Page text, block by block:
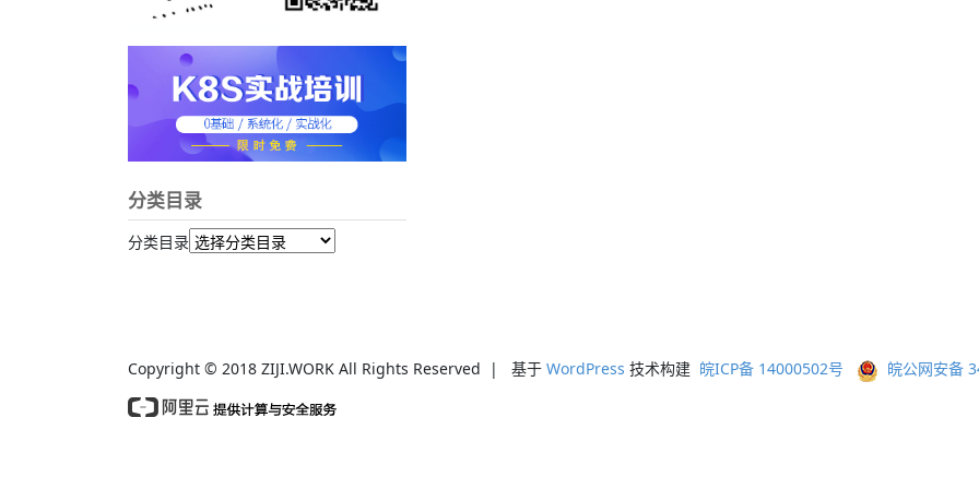
分类目录
分类目录
Copyright © 2018 ZIJI.WORK All Rights Reserved | 基于 WordPress 技术构建 皖ICP备 14000502号 皖公网安备